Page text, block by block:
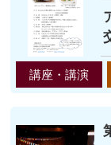
講座・講演